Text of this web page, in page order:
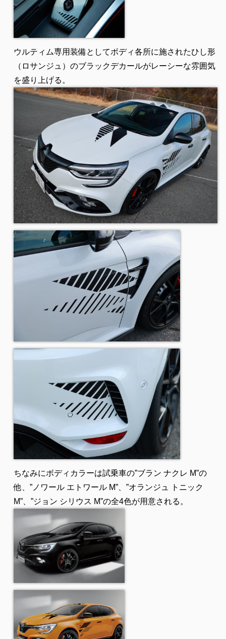
ウルティム専用装備としてボディ各所に施されたひし形
（ロサンジュ）のブラックデカールがレーシーな雰囲気
を盛り上げる。
ちなみにボディカラーは試乗車の”ブラン ナクレ M”の
他、”ノワール エトワール M”、”オランジュ トニック
M”、”ジョン シリウス M”の全4色が用意される。